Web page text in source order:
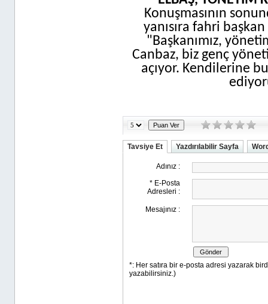
Konuşmasının
yanısıra fahri
"Başkanımız,
Canbaz, biz genç
açıyor. Kendilerine
Tavsiye Et Yazdırılabilir Sayfa